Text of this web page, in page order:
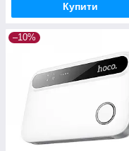
Купити
–10%